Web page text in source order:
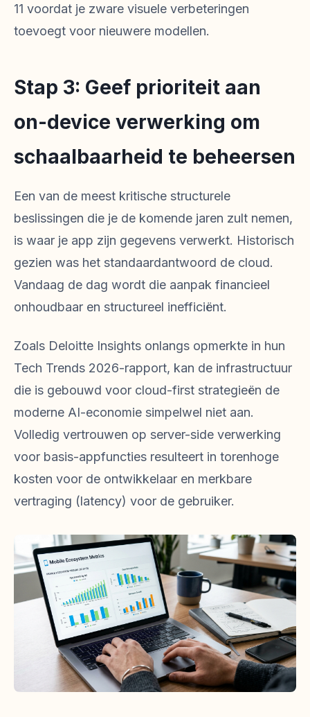
11 voordat je zware visuele verbeteringen
toevoegt voor nieuwere modellen.
Stap 3: Geef prioriteit aan
on-device verwerking om
schaalbaarheid te beheersen
Een van de meest kritische structurele
beslissingen die je de komende jaren zult nemen,
is waar je app zijn gegevens verwerkt. Historisch
gezien was het standaardantwoord de cloud.
Vandaag de dag wordt die aanpak financieel
onhoudbaar en structureel inefficiënt.
Zoals Deloitte Insights onlangs opmerkte in hun
Tech Trends 2026-rapport, kan de infrastructuur
die is gebouwd voor cloud-first strategieën de
moderne AI-economie simpelwel niet aan.
Volledig vertrouwen op server-side verwerking
voor basis-appfuncties resulteert in torenhoge
kosten voor de ontwikkelaar en merkbare
vertraging (latency) voor de gebruiker.